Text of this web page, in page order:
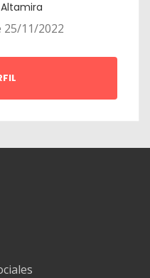
25/11/2022